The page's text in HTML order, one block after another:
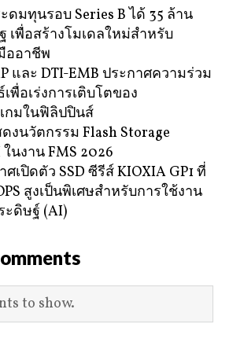
มทุนรอบ Series B ได้ 35 ล้าน
เพื่อสร้างโมเดลใหม่สำหรับ
ออาชีพ
และ DTI-EMB ประกาศความร่วม
พื่อเร่งการเติบโตของ
กมในฟิลิปปินส์
งนวัตกรรม Flash Storage
นงาน FMS 2026
เปิดตัว SSD ซีรีส์ KIOXIA GP1 ที่
สูงเป็นพิเศษสำหรับการใช้งาน
ดิษฐ์ (AI)
to show.